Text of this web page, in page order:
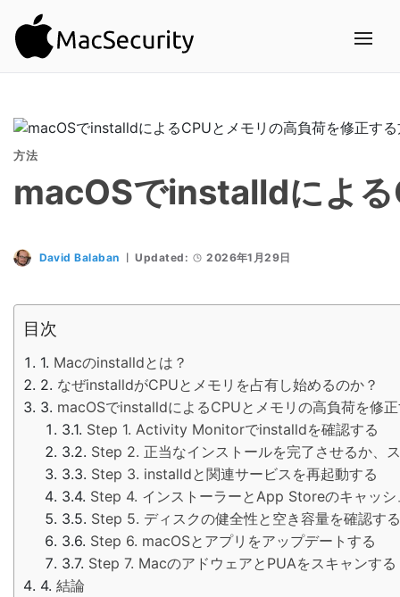
方法
macOSでinstalldによる
David Balaban Updated: 2026年1月29日
目次
Macのinstalldとは？
なぜinstalldがCPUとメモリを占有し始めるのか？
macOSでinstalldによるCPUとメモリの高負荷を修
Step 1. Activity Monitorでinstalldを確認する
Step 2. 正当なインストールを完了させるか、
Step 3. installdと関連サービスを再起動する
Step 4. インストーラーとApp Storeのキャッシ
Step 5. ディスクの健全性と空き容量を確認する
Step 6. macOSとアプリをアップデートする
Step 7. MacのアドウェアとPUAをスキャンする
結論